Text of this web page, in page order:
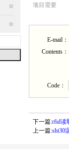
项目需要
E-mail：
Contents：
Code：
下一篇:rfid读
上一篇:sht30